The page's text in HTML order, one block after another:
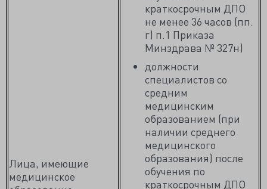
Лица, имеющие
медицинское
краткосрочным ДПО
не менее 36 часов (пп.
г) п.1 Приказа
Минздрава № 327н)
должности
специалистов со
средним
медицинским
образованием (при
наличии среднего
медицинского
образования) после
обучения по
краткосрочным ДПО